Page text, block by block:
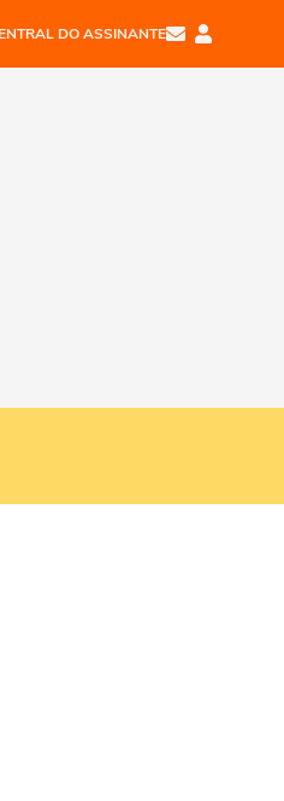
DO ASSINANTE